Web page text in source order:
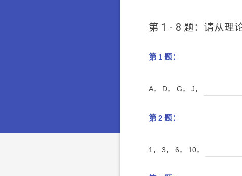
第 1 - 8 题：请从理
第 1 题：
A， D， G， J，
第 2 题：
1， 3， 6， 10，